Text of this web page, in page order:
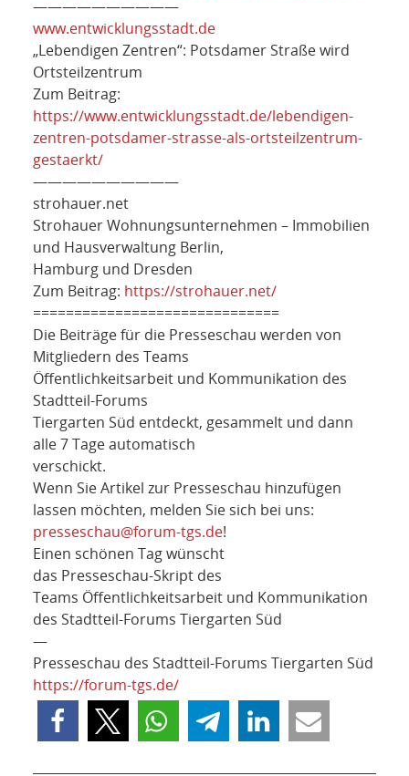
——————————
www.entwicklungsstadt.de
„Lebendigen Zentren“: Potsdamer Straße wird
Ortsteilzentrum
Zum Beitrag:
https://www.entwicklungsstadt.de/lebendigen-
zentren-potsdamer-strasse-als-ortsteilzentrum-
gestaerkt/
——————————
strohauer.net
Strohauer Wohnungsunternehmen – Immobilien
und Hausverwaltung Berlin,
Hamburg und Dresden
Zum Beitrag: https://strohauer.net/
==============================
Die Beiträge für die Presseschau werden von
Mitgliedern des Teams
Öffentlichkeitsarbeit und Kommunikation des
Stadtteil-Forums
Tiergarten Süd entdeckt, gesammelt und dann
alle 7 Tage automatisch
verschickt.
Wenn Sie Artikel zur Presseschau hinzufügen
lassen möchten, melden Sie sich bei uns:
presseschau@forum-tgs.de!
Einen schönen Tag wünscht
das Presseschau-Skript des
Teams Öffentlichkeitsarbeit und Kommunikation
des Stadtteil-Forums Tiergarten Süd
—
Presseschau des Stadtteil-Forums Tiergarten Süd
https://forum-tgs.de/